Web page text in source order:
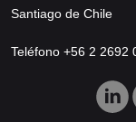
Santiago de Chile
Teléfono +56 2 2692